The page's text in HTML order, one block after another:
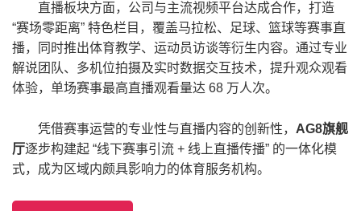
直播板块方面，公司与主流视频平台达成合作，打造
“赛场零距离” 特色栏目，覆盖马拉松、足球、篮球等赛事直
播，同时推出体育教学、运动员访谈等衍生内容。通过专业
解说团队、多机位拍摄及实时数据交互技术，提升观众观看
体验，单场赛事最高直播观看量达 68 万人次。
凭借赛事运营的专业性与直播内容的创新性， AG8旗舰
厅逐步构建起 “线下赛事引流 + 线上直播传播” 的一体化模
式，成为区域内颇具影响力的体育服务机构。